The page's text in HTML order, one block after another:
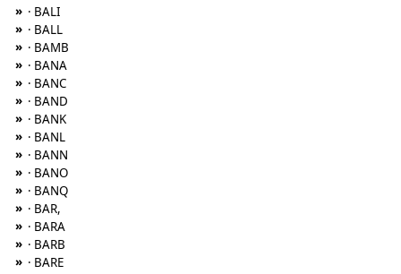
» · BALI
» · BALL
» · BAMB
» · BANA
» · BANC
» · BAND
» · BANK
» · BANL
» · BANN
» · BANO
» · BANQ
» · BAR,
» · BARA
» · BARB
» · BARE